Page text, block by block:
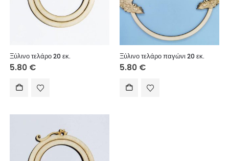
Ξύλινο τελάρο 20 εκ.
5.80 €
Ξύλινο τελάρο παγώνι 20 εκ.
5.80 €